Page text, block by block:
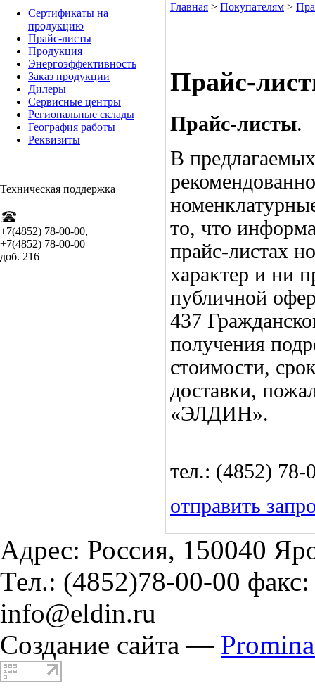
Сертификаты на
продукцию
Прайс-листы
Продукция
Энергоэффективность
Заказ продукции
Дилеры
Сервисные центры
Региональные склады
География работы
Реквизиты
Техническая поддержка
+7(4852) 78-00-00,
+7(4852) 78-00-00
доб. 216
Главная > Покупателям >
Прайс-
Прайс-листы.
В
то, что
прайс-листах
характер и ни
публичной
437
получения
стоимости,
доставки,
«ЭЛДИН».
тел.: (4852) 78-
отправить
Адрес: Россия, 150040
Тел.: (4852)78-00-00
info@eldin.ru
Создание сайта —